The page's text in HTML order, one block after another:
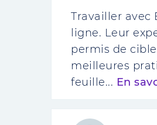
Travailler avec
ligne. Leur
permis de
meilleures
feuille... En